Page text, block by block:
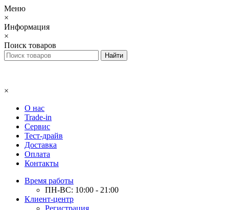
Меню
×
Информация
×
Поиск товаров
×
О нас
Trade-in
Сервис
Тест-драйв
Доставка
Оплата
Контакты
Время работы
ПН-ВС: 10:00 - 21:00
Клиент-центр
Регистрация